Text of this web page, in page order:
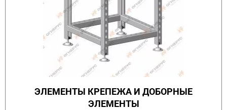
ЭЛЕМЕНТЫ КРЕПЕЖА И ДОБОРНЫЕ
ЭЛЕМЕНТЫ